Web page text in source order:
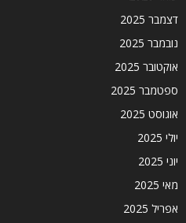
דצמבר 2025
נובמבר 2025
אוקטובר 2025
ספטמבר 2025
אוגוסט 2025
יולי 2025
יוני 2025
מאי 2025
אפריל 2025